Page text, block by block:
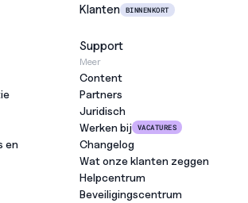
Klanten BINNENKORT
Support
en
Meer
Content
Partners
Juridisch
Werken bij
VACATURES
Changelog
Wat onze klanten zeggen
Helpcentrum
Beveiligingscentrum